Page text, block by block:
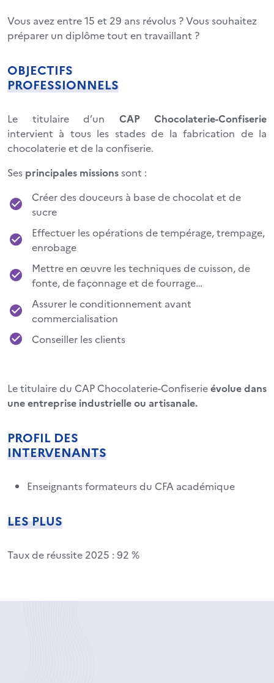
Vous avez entre 15 et 29 ans révolus ? Vous souhaitez
préparer un diplôme tout en travaillant ?
OBJECTIFS
PROFESSIONNELS
Le titulaire d’un CAP Chocolaterie-Confiserie
intervient à tous les stades de la fabrication de la
chocolaterie et de la confiserie.
Ses principales missionssont :
Créer des douceurs à base de chocolat et de
sucre
Effectuer les opérations de tempérage, trempage,
enrobage
Mettre en œuvre les techniques de cuisson, de
fonte, de façonnage et de fourrage…
Assurer le conditionnement avant
commercialisation
Conseiller les clients
Le titulaire du CAP Chocolaterie-Confiserieévolue dans
une entreprise industrielle ou artisanale.
PROFIL DES
INTERVENANTS
Enseignants formateurs du CFA académique
LES PLUS
Taux de réussite 2025 : 92 %